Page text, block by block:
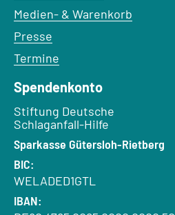
Medien- & Warenkorb
Presse
Termine
Spendenkonto
Empfänger:
Stiftung Deutsche
Schlaganfall-Hilfe
Bank:
Sparkasse Gütersloh-Rietberg
BIC:
WELADED1GTL
IBAN: